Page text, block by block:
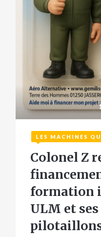
LES MACHINES
Colonel Z
formation
ULM et